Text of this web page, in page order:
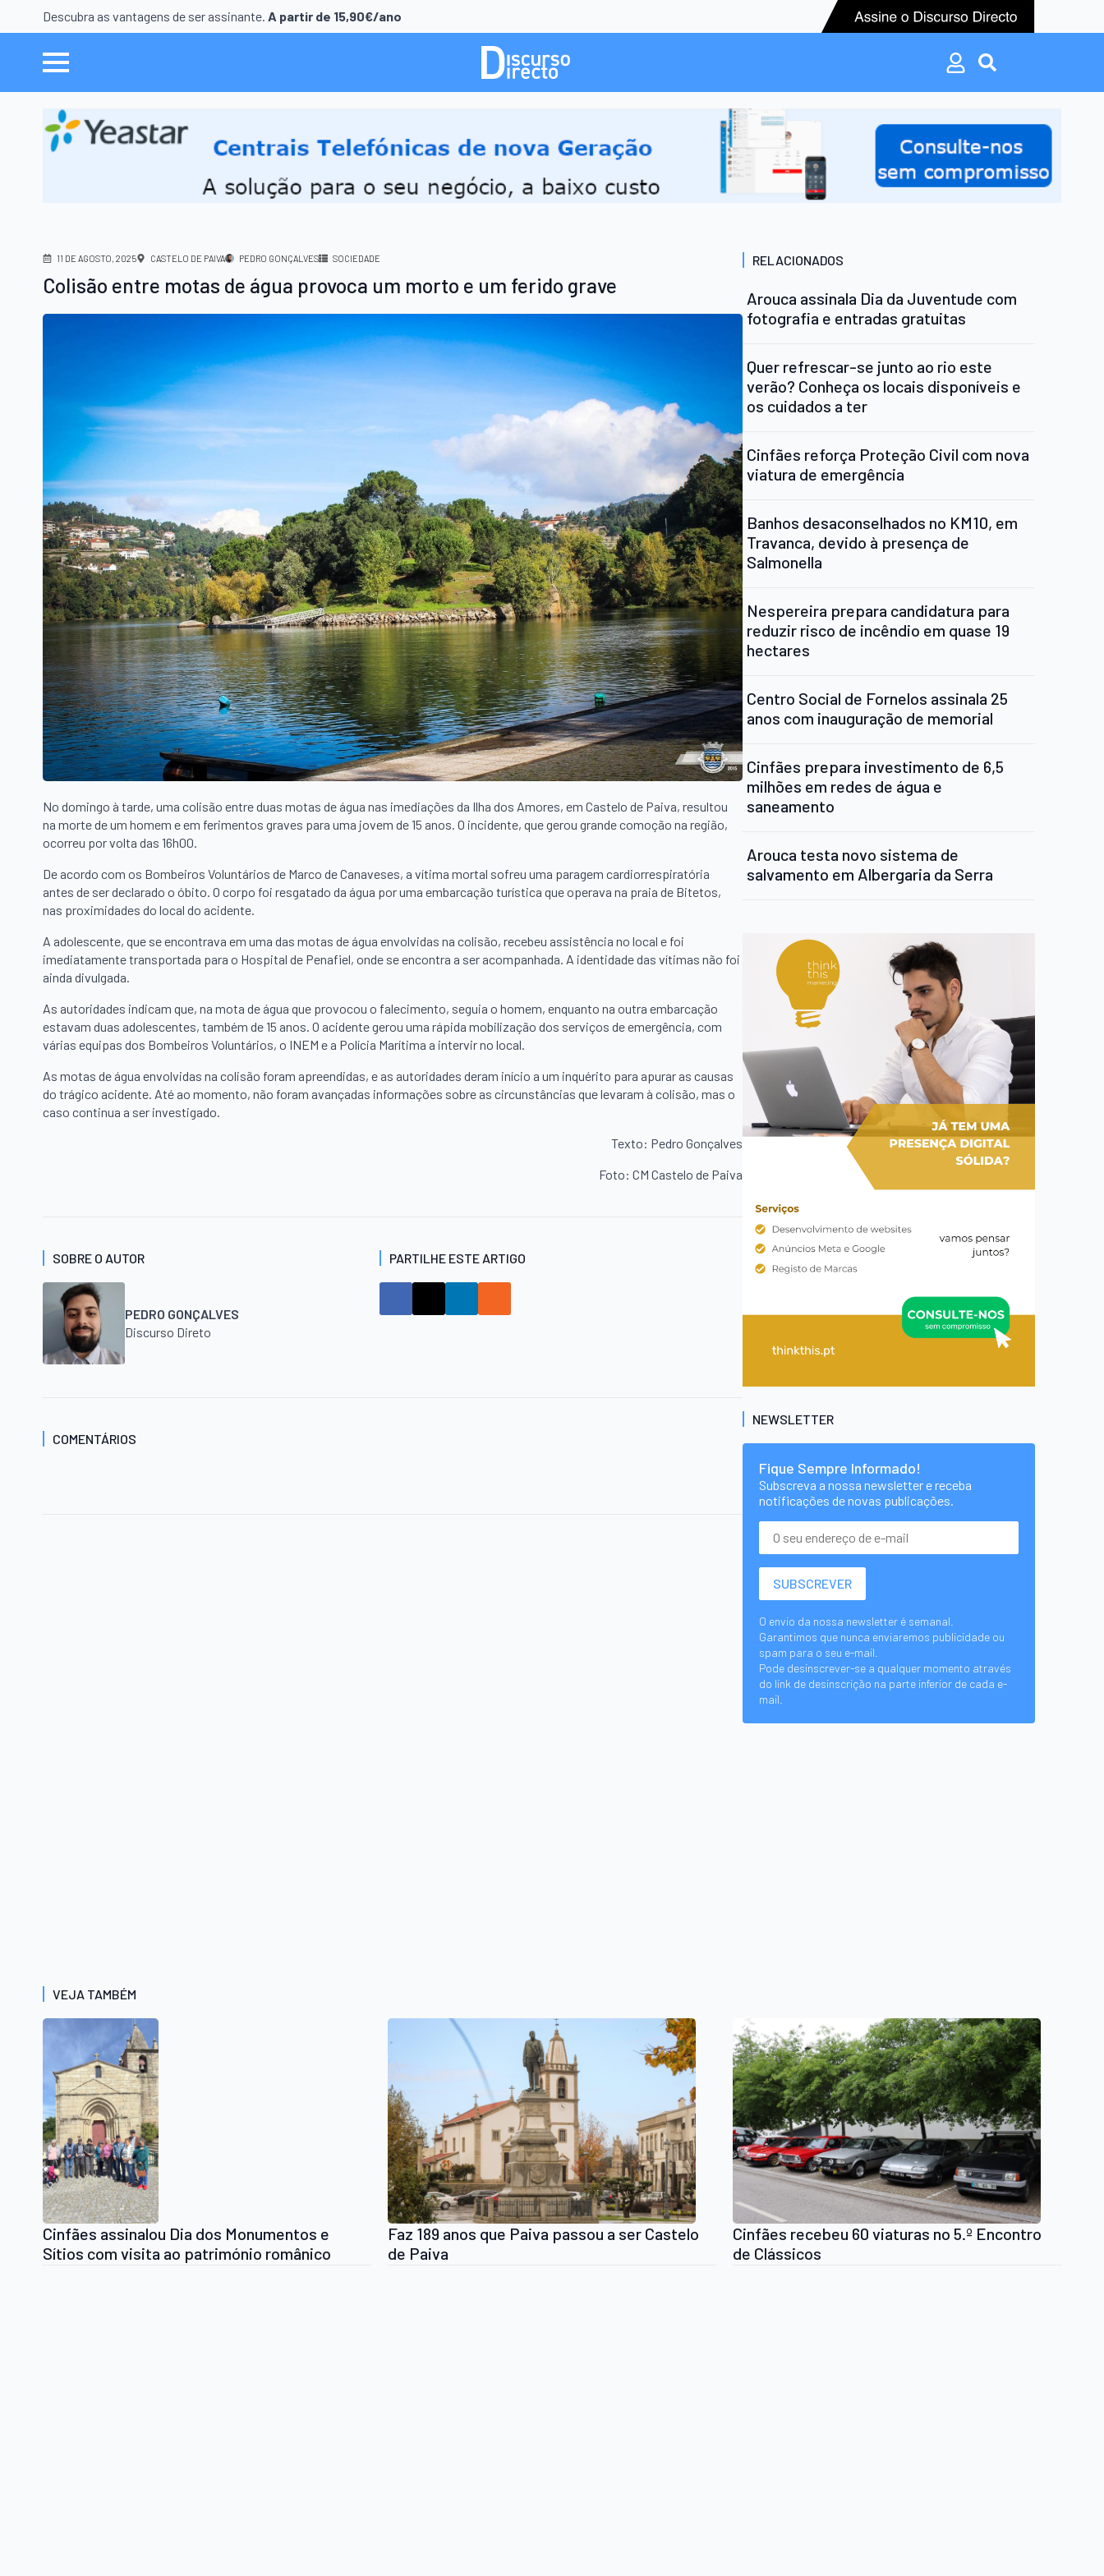
Descubra as vantagens de ser assinante. A partir de 15,90€/ano
Search
Search
for:
11 DE AGOSTO, 2025 CASTELO DE PAIVA PEDRO GONÇALVES SOCIEDADE
Colisão entre motas de água provoca um morto e um ferido grave
No domingo à tarde, uma colisão entre duas motas de água nas imediações da Ilha dos Amores, em Castelo de Paiva, resultou
na morte de um homem e em ferimentos graves para uma jovem de 15 anos. O incidente, que gerou grande comoção na região,
ocorreu por volta das 16h00.
De acordo com os Bombeiros Voluntários de Marco de Canaveses, a vítima mortal sofreu uma paragem cardiorrespiratória
antes de ser declarado o óbito. O corpo foi resgatado da água por uma embarcação turística que operava na praia de Bitetos,
nas proximidades do local do acidente.
A adolescente, que se encontrava em uma das motas de água envolvidas na colisão, recebeu assistência no local e foi
imediatamente transportada para o Hospital de Penafiel, onde se encontra a ser acompanhada. A identidade das vítimas não foi
ainda divulgada.
As autoridades indicam que, na mota de água que provocou o falecimento, seguia o homem, enquanto na outra embarcação
estavam duas adolescentes, também de 15 anos. O acidente gerou uma rápida mobilização dos serviços de emergência, com
várias equipas dos Bombeiros Voluntários, o INEM e a Polícia Marítima a intervir no local.
As motas de água envolvidas na colisão foram apreendidas, e as autoridades deram início a um inquérito para apurar as causas
do trágico acidente. Até ao momento, não foram avançadas informações sobre as circunstâncias que levaram à colisão, mas o
caso continua a ser investigado.
Texto: Pedro Gonçalves
Foto: CM Castelo de Paiva
SOBRE O AUTOR
PEDRO GONÇALVES
Discurso Direto
PARTILHE ESTE ARTIGO
COMENTÁRIOS
RELACIONADOS
Arouca assinala Dia da Juventude com
fotografia e entradas gratuitas
Quer refrescar-se junto ao rio este
verão? Conheça os locais disponíveis e
os cuidados a ter
Cinfães reforça Proteção Civil com nova
viatura de emergência
Banhos desaconselhados no KM10, em
Travanca, devido à presença de
Salmonella
Nespereira prepara candidatura para
reduzir risco de incêndio em quase 19
hectares
Centro Social de Fornelos assinala 25
anos com inauguração de memorial
Cinfães prepara investimento de 6,5
milhões em redes de água e
saneamento
Arouca testa novo sistema de
salvamento em Albergaria da Serra
NEWSLETTER
Fique Sempre Informado!
Subscreva a nossa newsletter e receba
notificações de novas publicações.
O envio da nossa newsletter é semanal.
Garantimos que nunca enviaremos publicidade ou
spam para o seu e-mail.
Pode desinscrever-se a qualquer momento através
do link de desinscrição na parte inferior de cada e-
mail.
VEJA TAMBÉM
Cinfães assinalou Dia dos Monumentos e
Sítios com visita ao património românico
Faz 189 anos que Paiva passou a ser Castelo
de Paiva
Cinfães recebeu 60 viaturas no 5.º Encontro
de Clássicos